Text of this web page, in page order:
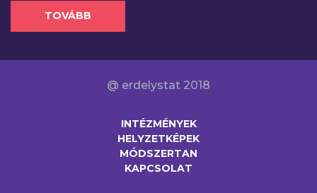
TOVÁBB
@ erdelystat 2018
INTÉZMÉNYEK
HELYZETKÉPEK
MÓDSZERTAN
KAPCSOLAT